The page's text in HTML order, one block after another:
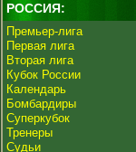
РОССИЯ:
Премьер-лига
Первая лига
Вторая лига
Кубок России
Календарь
Бомбардиры
Суперкубок
Тренеры
Судьи